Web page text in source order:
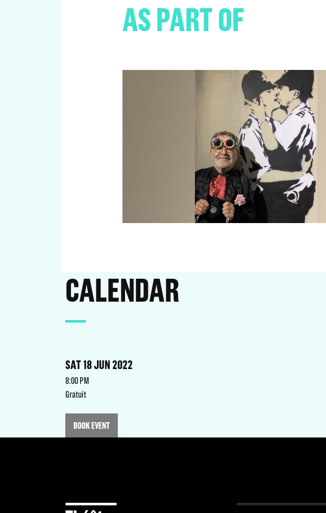
AS PART OF
CALENDAR
SAT 18 JUN 2022
8:00 PM
Gratuit
BOOK EVENT